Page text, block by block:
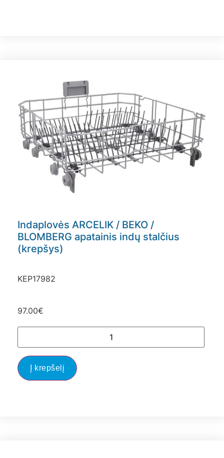
Indaplovės ARCELIK / BEKO /
BLOMBERG apatainis indų stalčius
(krepšys)
KEP17982
97.00€
Į krepšelį